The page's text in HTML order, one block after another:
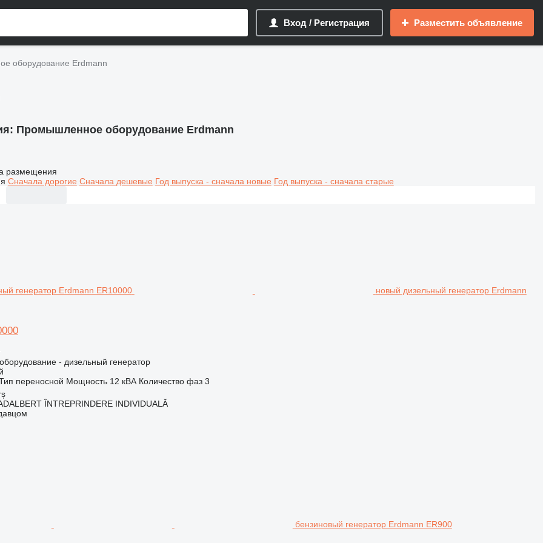
Вход / Регистрация Разместить объявление
оборудование Erdmann
Промышленное оборудование Erdmann
размещения
Сначала дорогие Сначала дешевые Год выпуска - сначала новые Год выпуска - сначала старые
новый дизельный генератор Erdmann
- дизельный генератор
переносной Мощность 12 кВА Количество фаз 3
ÎNTREPRINDERE INDIVIDUALĂ
бензиновый генератор Erdmann ER900